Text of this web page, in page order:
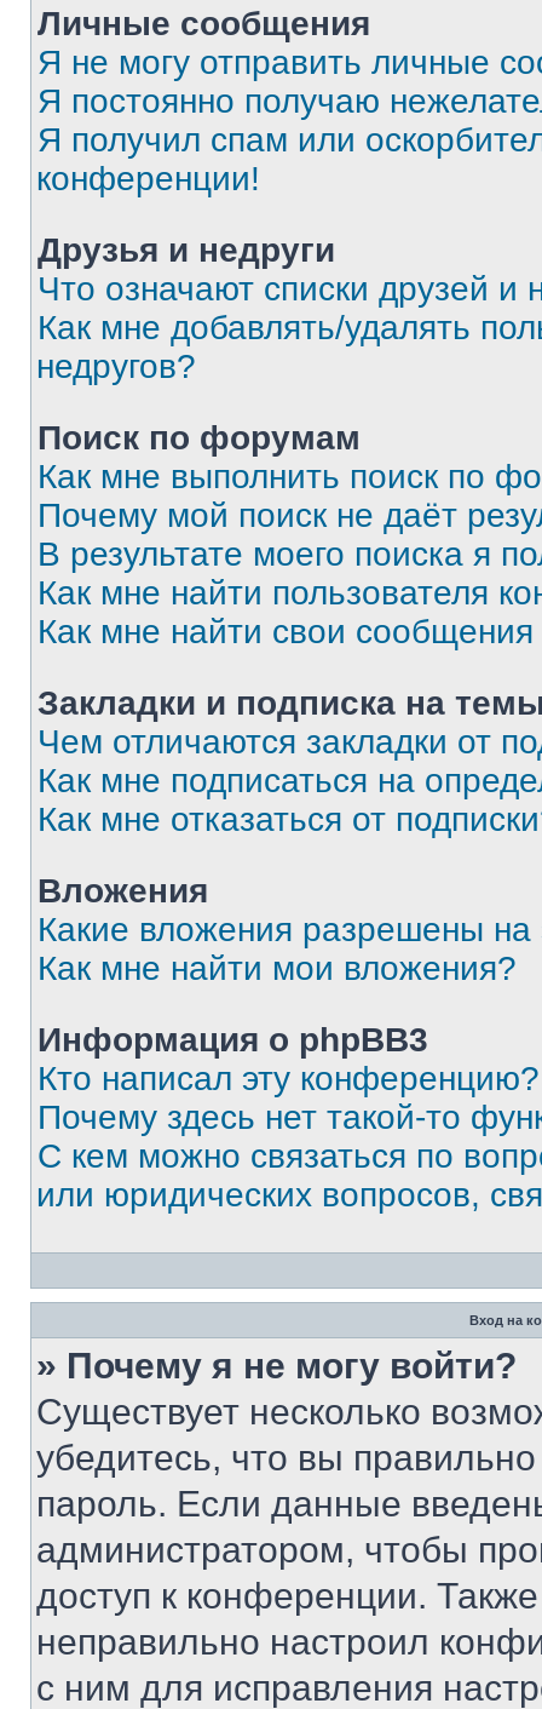
Личные сообщения
Я не могу отправить личные
Я постоянно получаю
Я получил спам или
конференции!
Друзья и недруги
Что означают списки друзей и
Как мне добавлять/удалять
недругов?
Поиск по форумам
Как мне выполнить поиск по
Почему мой поиск не даёт
В результате моего поиска я
Как мне найти пользователя
Как мне найти свои
Закладки и подписка на
Чем отличаются закладки от
Как мне подписаться на
Как мне отказаться от
Вложения
Какие вложения разрешены
Как мне найти мои вложения?
Информация о phpBB3
Кто написал эту конференцию?
Почему здесь нет такой-то
С кем можно связаться по
или юридических вопросов,
Вход на
» Почему я не могу войти?
Существует несколько
убедитесь, что вы
пароль. Если данные
администратором, чтобы
доступ к конференции.
неправильно настроил
с ним для исправления